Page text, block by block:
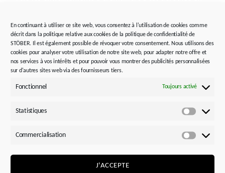
En continuant à utiliser ce site web, vous consentez à l'utilisation de cookies comme
décrit dans la politique relative aux cookies de la politique de confidentialité de
STÖBER. Il est également possible de révoquer votre consentement. Nous utilisons des
cookies pour analyser votre utilisation de notre site web, pour adapter notre offre et
nos services à vos intérêts et pour pouvoir vous montrer des publicités personnalisées
sur d'autres sites web via des fournisseurs tiers.
Fonctionnel Toujours activé
Statistiques
Commercialisation
J'ACCEPTE
Puissance volumique accrue
couple conique ainsi que des servoréducteurs à couple
spécialiste des entraînements propose son
deux étages qu’à un étage. La nouvelle gamme possède
d’engrenage de haute qualité. Cela lui confère une
résistance et une stabilité extrêmes. Par rapport à la